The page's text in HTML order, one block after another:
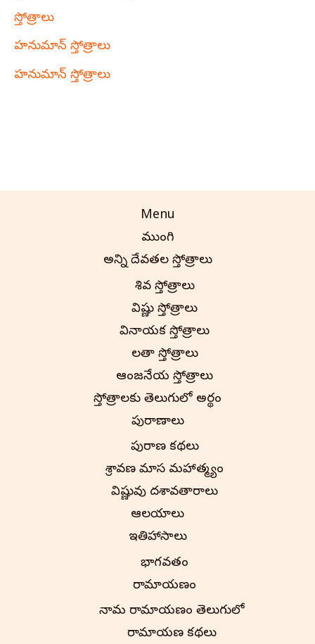
స్తోత్రాలు
హనుమాన్ స్తోత్రాలు
హనుమాన్ స్తోత్రాలు
Menu
ముంగిలి
అన్ని దేవతల స్తోత్రాలు
శివ స్తోత్రాలు
విష్ణు స్తోత్రాలు
వినాయక స్తోత్రాలు
లలితా స్తోత్రాలు
ఆంజనేయ స్తోత్రాలు
స్తోత్రాలకు తెలుగులో అర్థం
పురాణాలు
పురాణ కథలు
శ్రావణ మాస మహాత్మ్యం
విష్ణువు దశావతారాలు
ఆలయాలు
ఇతిహాసాలు
భాగవతం
రామాయణం
నామ రామాయణం తెలుగులో
రామాయణ కథలు